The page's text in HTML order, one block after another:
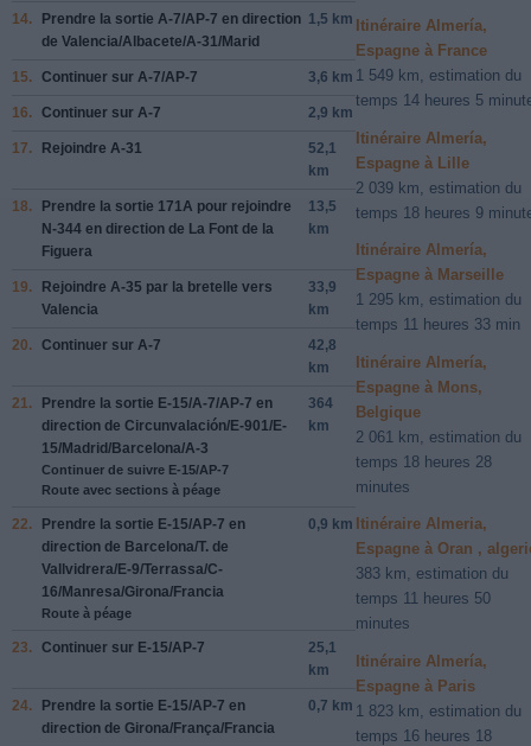
14. Prendre la sortie A-7/AP-7 en direction
de Valencia/Albacete/A-31/Marid
1,5 km
15. Continuer sur A-7/AP-7 3,6 km
16. Continuer sur A-7 2,9 km
17. Rejoindre A-31
52,1
km
18. Prendre la sortie 171A pour rejoindre
N-344 en direction de La Font de la
Figuera
13,5
km
19. Rejoindre A-35 par la bretelle vers
Valencia
33,9
km
20. Continuer sur A-7
42,8
km
21. Prendre la sortie E-15/A-7/AP-7 en
direction de Circunvalación/E-901/E-
15/Madrid/Barcelona/A-3
Continuer de suivre E-15/AP-7
Route avec sections à péage
364
km
22. Prendre la sortie E-15/AP-7 en
direction de Barcelona/T. de
Vallvidrera/E-9/Terrassa/C-
16/Manresa/Girona/Francia
Route à péage
0,9 km
23. Continuer sur E-15/AP-7
25,1
km
24. Prendre la sortie E-15/AP-7 en
direction de Girona/França/Francia
0,7 km
Itinéraire Almería,
Espagne à France
1 549 km, estimation du
temps 14 heures 5
Itinéraire Almería,
Espagne à Lille
2 039 km, estimation du
temps 18 heures 9
Itinéraire Almería,
Espagne à Marseille
1 295 km, estimation du
temps 11 heures 33 min
Itinéraire Almería,
Espagne à Mons,
Belgique
2 061 km, estimation du
temps 18 heures 28
minutes
Itinéraire Almeria,
Espagne à Oran ,
383 km, estimation du
temps 11 heures 50
minutes
Itinéraire Almería,
Espagne à Paris
1 823 km, estimation du
temps 16 heures 18